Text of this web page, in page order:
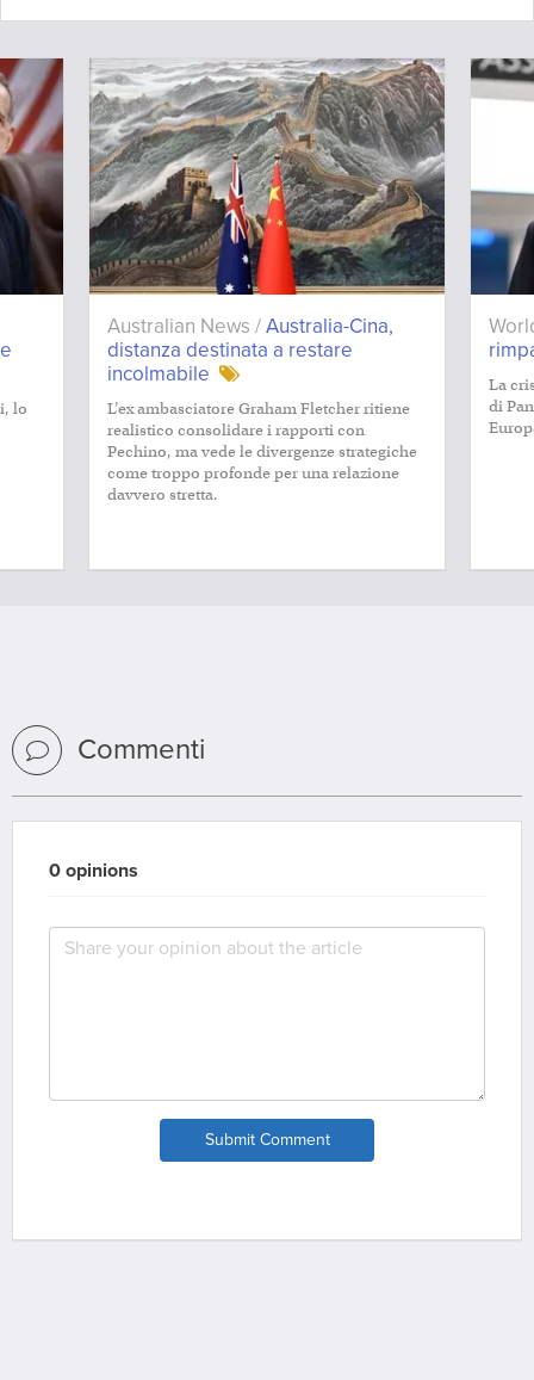
lo
Australian News /Australia-Cina,
distanza destinata a restare
incolmabile
L’ex ambasciatore Graham Fletcher ritiene
realistico consolidare i rapporti con
Pechino, ma vede le divergenze strategiche
come troppo profonde per una relazione
davvero stretta.
La
di
Commenti
0 opinions
Submit Comment